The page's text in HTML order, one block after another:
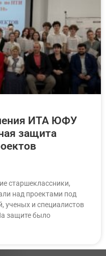
ИТА ЮФУ
защита
старшеклассники,
над проектами под
ученых и специалистов
защите было